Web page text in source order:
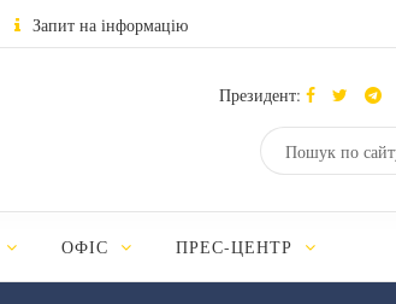
Запит на інформацію
Президент:
ОФІС ПРЕС-ЦЕНТР